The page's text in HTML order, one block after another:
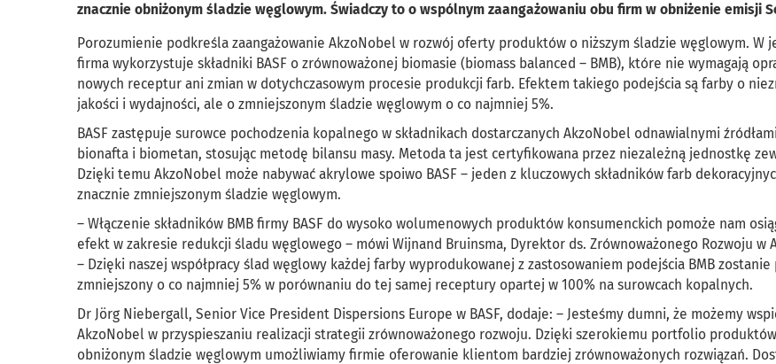
znacznie obniżonym śladzie węglowym. Świadczy to o wspólnym zaangażowaniu obu firm w obniżenie emisji
Porozumienie podkreśla zaangażowanie AkzoNobel w rozwój oferty produktów o niższym śladzie węglowym. W
firma wykorzystuje składniki BASF o zrównoważonej biomasie (biomass balanced – BMB), które nie wymagają
nowych receptur ani zmian w dotychczasowym procesie produkcji farb. Efektem takiego podejścia są farby o
jakości i wydajności, ale o zmniejszonym śladzie węglowym o co najmniej 5%.
BASF zastępuje surowce pochodzenia kopalnego w składnikach dostarczanych AkzoNobel odnawialnymi
bionafta i biometan, stosując metodę bilansu masy. Metoda ta jest certyfikowana przez niezależną jednostkę
Dzięki temu AkzoNobel może nabywać akrylowe spoiwo BASF – jeden z kluczowych składników farb
znacznie zmniejszonym śladzie węglowym.
– Włączenie składników BMB firmy BASF do wysoko wolumenowych produktów konsumenckich pomoże nam
efekt w zakresie redukcji śladu węglowego – mówi Wijnand Bruinsma, Dyrektor ds. Zrównoważonego Rozwoju w
– Dzięki naszej współpracy ślad węglowy każdej farby wyprodukowanej z zastosowaniem podejścia BMB
zmniejszony o co najmniej 5% w porównaniu do tej samej receptury opartej w 100% na surowcach kopalnych.
Dr Jörg Niebergall, Senior Vice President Dispersions Europe w BASF, dodaje: – Jesteśmy dumni, że możemy
AkzoNobel w przyspieszaniu realizacji strategii zrównoważonego rozwoju. Dzięki szerokiemu portfolio
obniżonym śladzie węglowym umożliwiamy firmie oferowanie klientom bardziej zrównoważonych rozwiązań.